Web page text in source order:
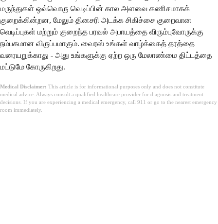
மருந்துகள் ஒவ்வொரு வெடிப்பின் கால அளவை கணிசமாகக்
குறைக்கின்றன, மேலும் தினசரி அடக்க சிகிச்சை குறைவான
வெடிப்புகள் மற்றும் குறைந்த பரவல் அபாயத்தை விரும்புவோருக்கு
நம்பகமான விருப்பமாகும். வைரஸ் உங்கள் வாழ்க்கைத் தரத்தை
வரையறுக்காது - அது உங்களுக்கு ஏற்ற ஒரு மேலாண்மை திட்டத்தை
மட்டுமே கோருகிறது.
Medical Disclaimer: This article is for informational purposes only and does not constitute
medical advice. Always consult a qualified healthcare provider for diagnosis and treatment
decisions. If you are experiencing a medical emergency, call 911 or go to the nearest emergency
room immediately.